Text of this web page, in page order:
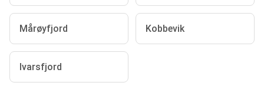
Mårøyfjord Kobbevik
Ivarsfjord